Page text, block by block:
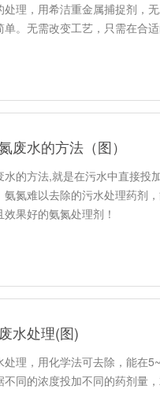
处理，用希洁重金属捕捉剂，
单。无需改变工艺，只需在合
废水的方法（图）
水的方法,就是在污水中直接投
氨氮难以去除的污水处理药剂
果好的氨氮处理剂！
水处理(图)
理，用化学法可去除，能在
不同的浓度投加不同的药剂量